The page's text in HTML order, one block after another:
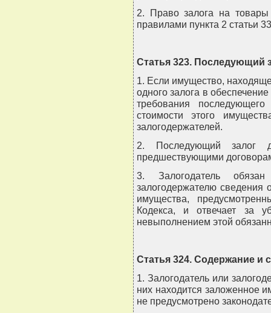
2. Право залога на товары
правилами пункта 2 статьи
Статья 323. Последующий
1. Если имущество,
одного залога в
требования последующего
стоимости этого
залогодержателей.
2. Последующий залог
предшествующими
3. Залогодатель
залогодержателю сведения
имущества,
Кодекса, и отвечает за
невыполнением этой
Статья 324. Содержание и
1. Залогодатель или
них находится заложенное
не предусмотрено